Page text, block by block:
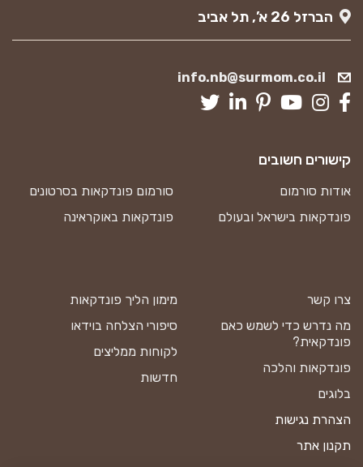
הברזל 26 א’, תל אביב
info.nb@surmom.co.il
צרו קשר
מה נדרש כדי לשמש כאם
פונדקאית?
פונדקאות והלכה
בלוגים
הצהרת נגישות
תקנון אתר
מימון הליך פונדקאות
סיפורי הצלחה בוידאו
לקוחות ממליצים
חדשות
קישורים חשובים
אודות סורמום
סורמום פונדקאות בסרטונים
פונדקאות בישראל ובעולם
פונדקאות באוקראינה